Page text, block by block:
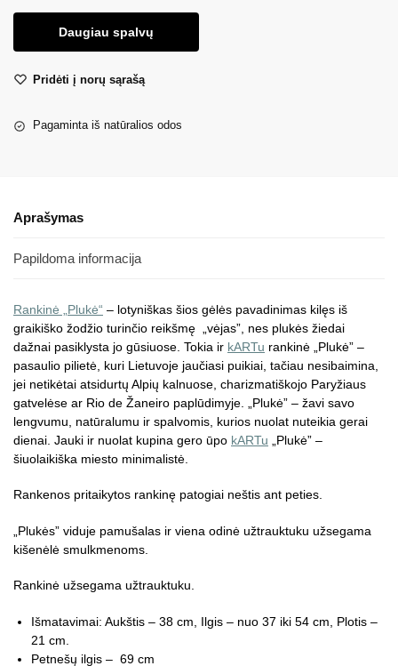
Daugiau spalvų
Pridėti į norų sąrašą
Pagaminta iš natūralios odos
Aprašymas
Papildoma informacija
Rankinė „Plukė“ – lotyniškas šios gėlės pavadinimas kilęs iš
graikiško žodžio turinčio reikšmę „vėjas”, nes plukės žiedai
dažnai pasiklysta jo gūsiuose. Tokia ir kARTu rankinė „Plukė” –
pasaulio pilietė, kuri Lietuvoje jaučiasi puikiai, tačiau nesibaimina,
jei netikėtai atsidurtų Alpių kalnuose, charizmatiškojo Paryžiaus
gatvelėse ar Rio de Žaneiro paplūdimyje. „Plukė” – žavi savo
lengvumu, natūralumu ir spalvomis, kurios nuolat nuteikia gerai
dienai. Jauki ir nuolat kupina gero ūpo kARTu „Plukė” –
šiuolaikiška miesto minimalistė.
Rankenos pritaikytos rankinę patogiai neštis ant peties.
„Plukės” viduje pamušalas ir viena odinė užtrauktuku užsegama
kišenėlė smulkmenoms.
Rankinė užsegama užtrauktuku.
Išmatavimai: Aukštis – 38 cm, Ilgis – nuo 37 iki 54 cm, Plotis –
21 cm.
Petnešų ilgis – 69 cm